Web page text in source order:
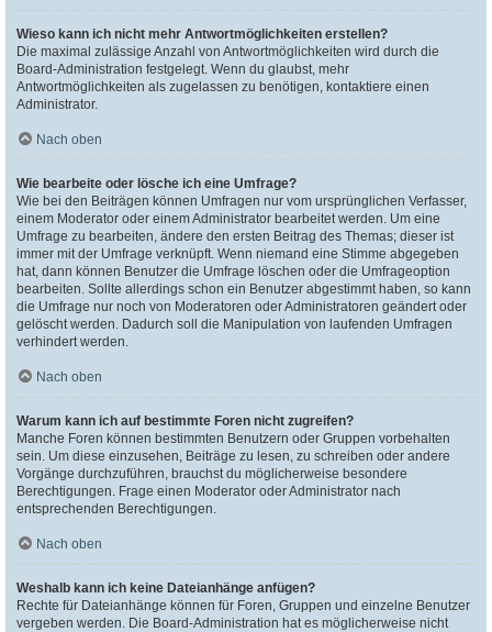
Wieso kann ich nicht mehr Antwortmöglichkeiten erstellen?
Die maximal zulässige Anzahl von Antwortmöglichkeiten wird durch die
Board-Administration festgelegt. Wenn du glaubst, mehr
Antwortmöglichkeiten als zugelassen zu benötigen, kontaktiere einen
Administrator.
Nach oben
Wie bearbeite oder lösche ich eine Umfrage?
Wie bei den Beiträgen können Umfragen nur vom ursprünglichen Verfasser,
einem Moderator oder einem Administrator bearbeitet werden. Um eine
Umfrage zu bearbeiten, ändere den ersten Beitrag des Themas; dieser ist
immer mit der Umfrage verknüpft. Wenn niemand eine Stimme abgegeben
hat, dann können Benutzer die Umfrage löschen oder die Umfrageoption
bearbeiten. Sollte allerdings schon ein Benutzer abgestimmt haben, so kann
die Umfrage nur noch von Moderatoren oder Administratoren geändert oder
gelöscht werden. Dadurch soll die Manipulation von laufenden Umfragen
verhindert werden.
Nach oben
Warum kann ich auf bestimmte Foren nicht zugreifen?
Manche Foren können bestimmten Benutzern oder Gruppen vorbehalten
sein. Um diese einzusehen, Beiträge zu lesen, zu schreiben oder andere
Vorgänge durchzuführen, brauchst du möglicherweise besondere
Berechtigungen. Frage einen Moderator oder Administrator nach
entsprechenden Berechtigungen.
Nach oben
Weshalb kann ich keine Dateianhänge anfügen?
Rechte für Dateianhänge können für Foren, Gruppen und einzelne Benutzer
vergeben werden. Die Board-Administration hat es möglicherweise nicht